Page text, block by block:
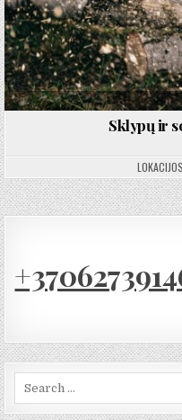
Sklypų ir
LOKACIJOS
Search for: